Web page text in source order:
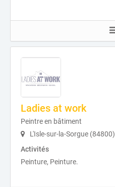
Ladies at work
Peintre en bâtiment
L'Isle-sur-la-Sorgue (84800)
Activités
Peinture, Peinture.